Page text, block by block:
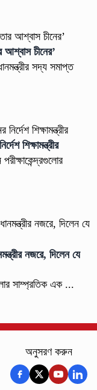
আশ্বাস চীনের’
সদ্য সমাপ্ত
শিক্ষামন্ত্রীর
নজরে, দিলেন যে
সাম্প্রতিক এক ...
অনুসরণ করুন